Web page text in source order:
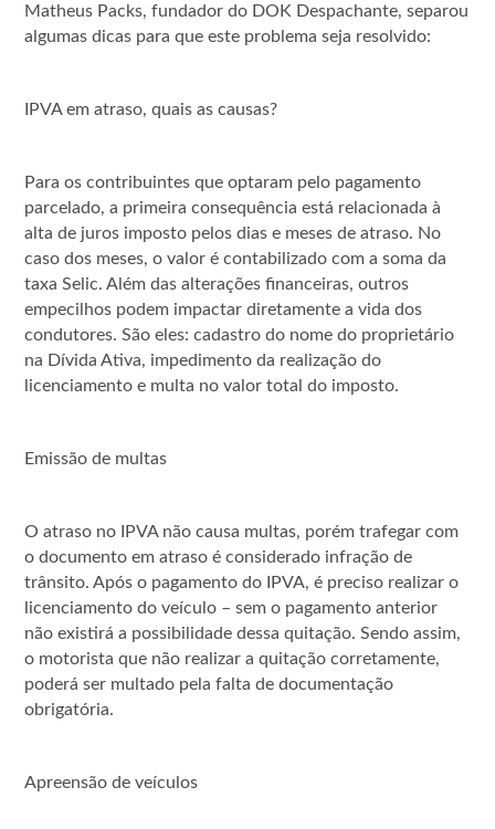
Matheus Packs, fundador do DOK Despachante, separou
algumas dicas para que este problema seja resolvido:
IPVA em atraso, quais as causas?
Para os contribuintes que optaram pelo pagamento
parcelado, a primeira consequência está relacionada à
alta de juros imposto pelos dias e meses de atraso. No
caso dos meses, o valor é contabilizado com a soma da
taxa Selic. Além das alterações financeiras, outros
empecilhos podem impactar diretamente a vida dos
condutores. São eles: cadastro do nome do proprietário
na Dívida Ativa, impedimento da realização do
licenciamento e multa no valor total do imposto.
Emissão de multas
O atraso no IPVA não causa multas, porém trafegar com
o documento em atraso é considerado infração de
trânsito. Após o pagamento do IPVA, é preciso realizar o
licenciamento do veículo – sem o pagamento anterior
não existirá a possibilidade dessa quitação. Sendo assim,
o motorista que não realizar a quitação corretamente,
poderá ser multado pela falta de documentação
obrigatória.
Apreensão de veículos